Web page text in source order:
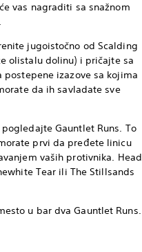
vas nagraditi sa snažnom
jugoistočno od Scalding
olistalu dolinu) i pričajte sa
izazove sa kojima
da ih savladate sve
Gauntlet Runs. To
prvi da pređete linicu
vaših protivnika. Head
Tear ili The Stillsands
u bar dva Gauntlet Runs.